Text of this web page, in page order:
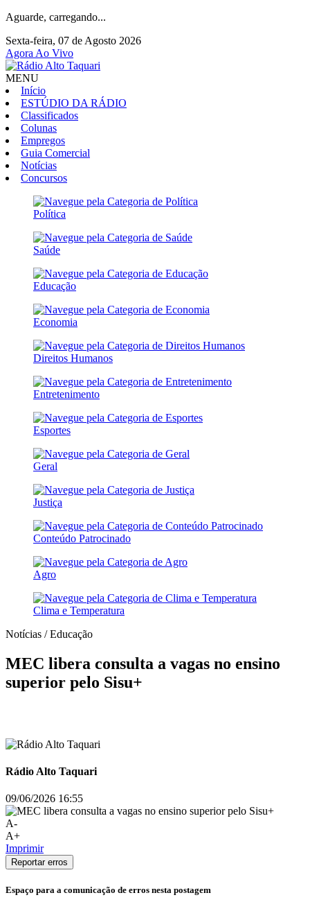
Aguarde, carregando...
Sexta-feira, 07 de Agosto 2026
Agora Ao Vivo
MENU
Início
ESTÚDIO DA RÁDIO
Classificados
Colunas
Empregos
Guia Comercial
Notícias
Concursos
Política
Saúde
Educação
Economia
Direitos Humanos
Entretenimento
Esportes
Geral
Justiça
Conteúdo Patrocinado
Agro
Clima e Temperatura
Notícias / Educação
MEC libera consulta a vagas no ensino
superior pelo Sisu+
Rádio Alto Taquari
09/06/2026 16:55
A-
A+
Imprimir
Reportar erros
Espaço para a comunicação de erros nesta postagem